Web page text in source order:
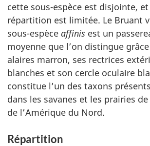
cette sous-espèce est disjointe,
répartition est limitée. Le Bruant
sous-espèce affinis est un
moyenne que l’on distingue
alaires marron, ses rectrices
blanches et son cercle oculaire
constitue l’un des taxons
dans les savanes et les prairies
de l’Amérique du Nord.
Répartition